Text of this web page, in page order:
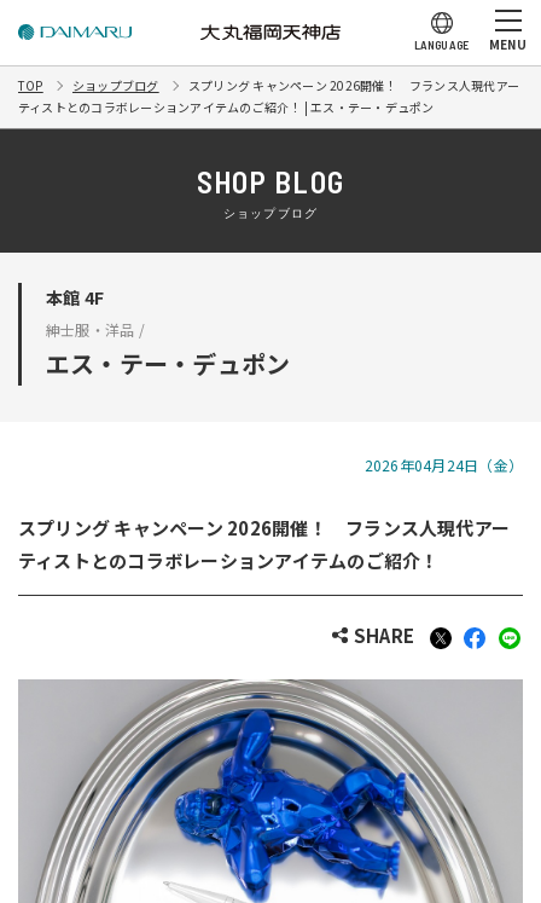
LANGUAGE MENU
TOP ショップブログ
スプリング キャンペーン 2026開催！ フランス人現代アー
ティストとのコラボレーションアイテムのご紹介！ | エス・テー・デュポン
SHOP BLOG
ショップブログ
本館 4F
紳士服・洋品 /
エス・テー・デュポン
2026年04月24日（金）
スプリング キャンペーン 2026開催！ フランス人現代アー
ティストとのコラボレーションアイテムのご紹介！
SHARE